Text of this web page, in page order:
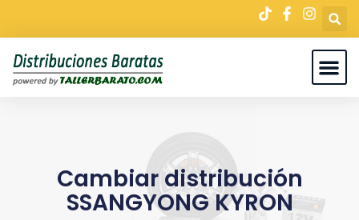
Cambiar distribución
SSANGYONG KYRON